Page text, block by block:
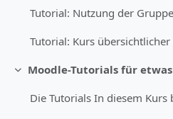
Einklappen